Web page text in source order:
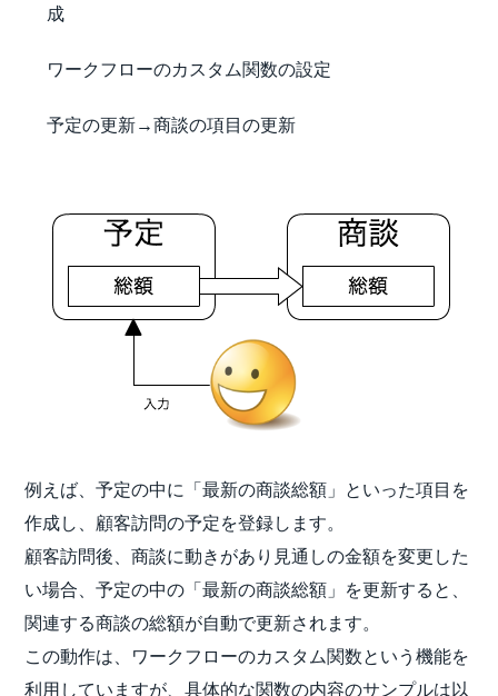
成
ワークフローのカスタム関数の設定
予定の更新→商談の項目の更新
例えば、予定の中に「最新の商談総額」といった項目を
作成し、顧客訪問の予定を登録します。
顧客訪問後、商談に動きがあり見通しの金額を変更した
い場合、予定の中の「最新の商談総額」を更新すると、
関連する商談の総額が自動で更新されます。
この動作は、ワークフローのカスタム関数という機能を
利用していますが、具体的な関数の内容のサンプルは以